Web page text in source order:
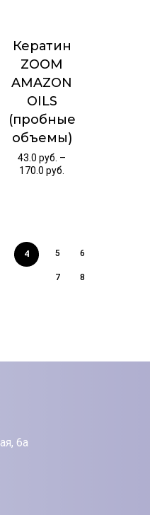
Кератин
ZOOM
AMAZON
OILS
(пробные
объемы)
43.0руб. –
170.0руб.
4 5 6
7 8
6а